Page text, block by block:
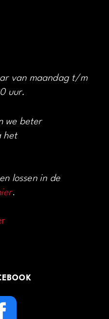
van maandag t/m
uur.
we beter
het
lossen in de
.